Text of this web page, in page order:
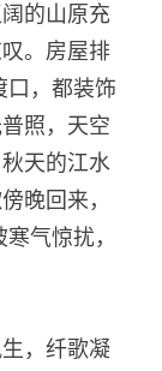
的山原充
。房屋排
口，都装饰
照，天空
天的江水
晚回来，
气惊扰，
，纤歌凝